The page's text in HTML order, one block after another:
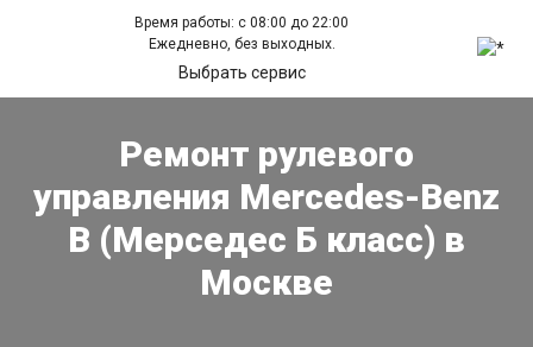
Время работы: с 08:00 до 22:00
Ежедневно, без выходных.
Выбрать сервис
Ремонт рулевого
управления Mercedes-Benz
B (Мерседес Б класс) в
Москве